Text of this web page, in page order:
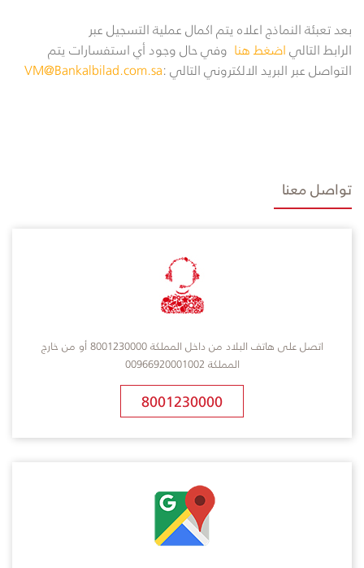
بعد تعبئة النماذج اعلاه يتم اكمال عملية التسجيل عبر
الرابط التالياضغط هنا وفي حال وجود أي استفسارات يتم
التواصل عبر البريد الالكتروني التالي :VM@Bankalbilad.com.sa
تواصل معنا
اتصل على هاتف البلاد من داخل المملكة 8001230000 أو من خارج
المملكة 00966920001002
8001230000